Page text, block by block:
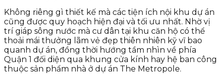
Không riêng gì thiết kế mà các tiện ích nội khu dự án
cũng được quy hoạch hiện đại và tối ưu nhất. Nhờ vị
trí giáp sông nước mà cư dân tại khu căn hộ có thể
thoải mái thưởng lãm vẻ đẹp thiên nhiên kỹ vĩ bao
quanh dự án, đồng thời hướng tầm nhìn về phía
Quận 1 đối diện qua khung cửa kính hay hệ ban công
thuộc sản phẩm nhà ở dự án The Metropole.